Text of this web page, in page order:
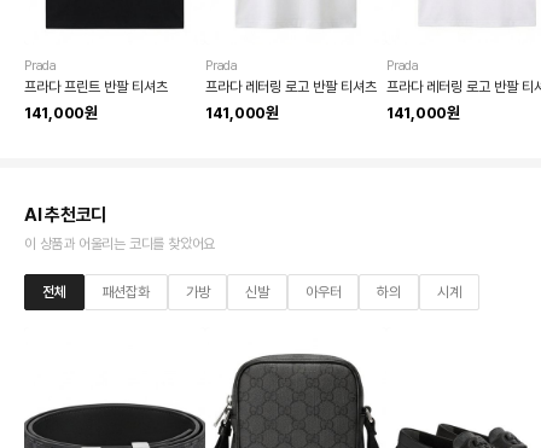
Prada
프라다 프린트 반팔 티셔츠
141,000원
Prada
프라다 레터링 로고 반팔 티셔츠
141,000원
Prada
프라다 레터링 로고 반팔 티
141,000원
AI 추천코디
이 상품과 어울리는 코디를 찾았어요
전체 패션잡화 가방 신발 아우터 하의 시계